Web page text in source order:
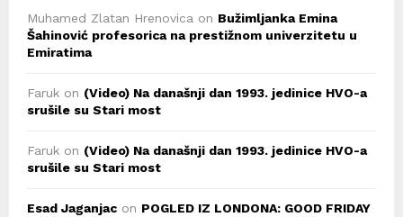
Muhamed Zlatan Hrenovica on Bužimljanka Emina
Šahinović profesorica na prestižnom univerzitetu u
Emiratima
Faruk on (Video) Na današnji dan 1993. jedinice HVO-a
srušile su Stari most
Faruk on (Video) Na današnji dan 1993. jedinice HVO-a
srušile su Stari most
Esad Jaganjac on POGLED IZ LONDONA: GOOD FRIDAY